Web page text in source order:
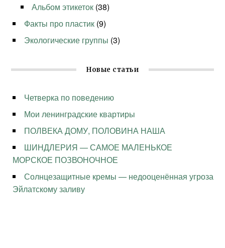
Альбом этикеток (38)
Факты про пластик (9)
Экологические группы (3)
Новые статьи
Четверка по поведению
Мои ленинградские квартиры
ПОЛВЕКА ДОМУ, ПОЛОВИНА НАША
ШИНДЛЕРИЯ — САМОЕ МАЛЕНЬКОЕ
МОРСКОЕ ПОЗВОНОЧНОЕ
Солнцезащитные кремы — недооценённая угроза
Эйлатскому заливу